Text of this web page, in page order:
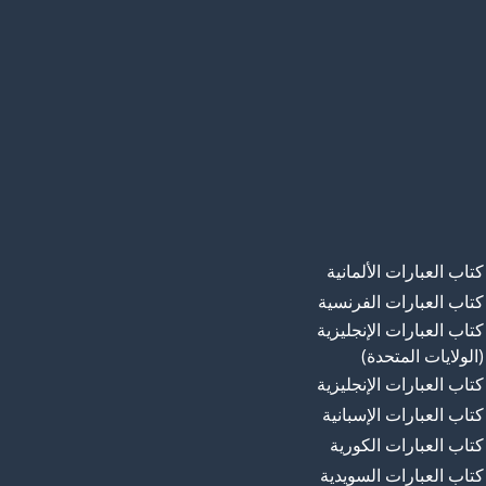
كتاب العبارات الألمانية
كتاب العبارات الفرنسية
كتاب العبارات الإنجليزية
(الولايات المتحدة)
كتاب العبارات الإنجليزية
كتاب العبارات الإسبانية
كتاب العبارات الكورية
كتاب العبارات السويدية